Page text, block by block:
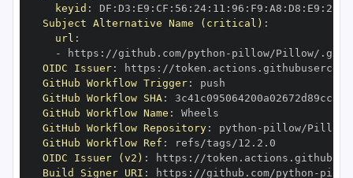
keyid : DF : D3 : E9 : CF : 56 : 24: 11 : 96 : F9 : A8 : D8 : E9 : 28
Subject Alternative Name (critical) :
url :
-
https : //github.com/python -
OIDC Issuer: https :
GitHub Workflow Trigger:
GitHub Workflow SHA:
GitHub Workflow Name :
GitHub Workflow Repository: python -
GitHub Workflow Ref :
OIDC Issuer (v2) : https :
Build Signer URI : https : //github.com/python -